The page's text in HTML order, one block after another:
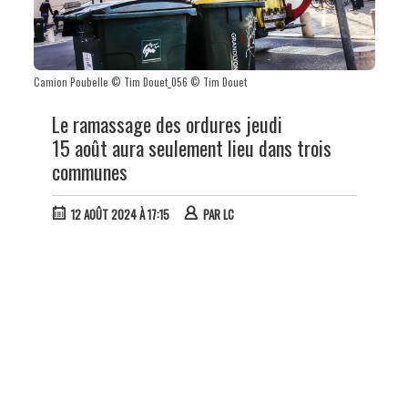
Camion Poubelle © Tim Douet_056 © Tim Douet
Le ramassage des ordures jeudi
15 août aura seulement lieu dans trois
communes
12 AOÛT 2024 À 17:15 PARLC